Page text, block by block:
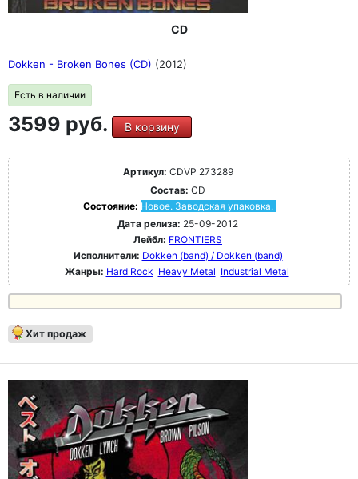
CD
Dokken - Broken Bones (CD) (2012)
Есть в наличии
3599 руб. В корзину
Артикул: CDVP 273289
Состав: CD
Состояние: Новое. Заводская упаковка.
Дата релиза: 25-09-2012
Лейбл: FRONTIERS
Исполнители: Dokken (band) / Dokken (band)
Жанры: Hard Rock Heavy Metal Industrial Metal
Хит продаж